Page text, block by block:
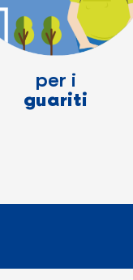
per i
guariti